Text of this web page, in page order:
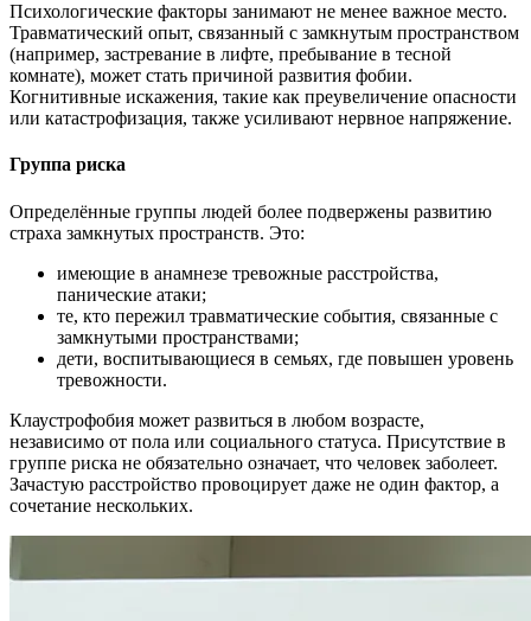
Психологические факторы занимают не менее важное место.
Травматический опыт, связанный с замкнутым пространством
(например, застревание в лифте, пребывание в тесной
комнате), может стать причиной развития фобии.
Когнитивные искажения, такие как преувеличение опасности
или катастрофизация, также усиливают нервное напряжение.
Группа риска
Определённые группы людей более подвержены развитию
страха замкнутых пространств. Это:
имеющие в анамнезе тревожные расстройства,
панические атаки;
те, кто пережил травматические события, связанные с
замкнутыми пространствами;
дети, воспитывающиеся в семьях, где повышен уровень
тревожности.
Клаустрофобия может развиться в любом возрасте,
независимо от пола или социального статуса. Присутствие в
группе риска не обязательно означает, что человек заболеет.
Зачастую расстройство провоцирует даже не один фактор, а
сочетание нескольких.